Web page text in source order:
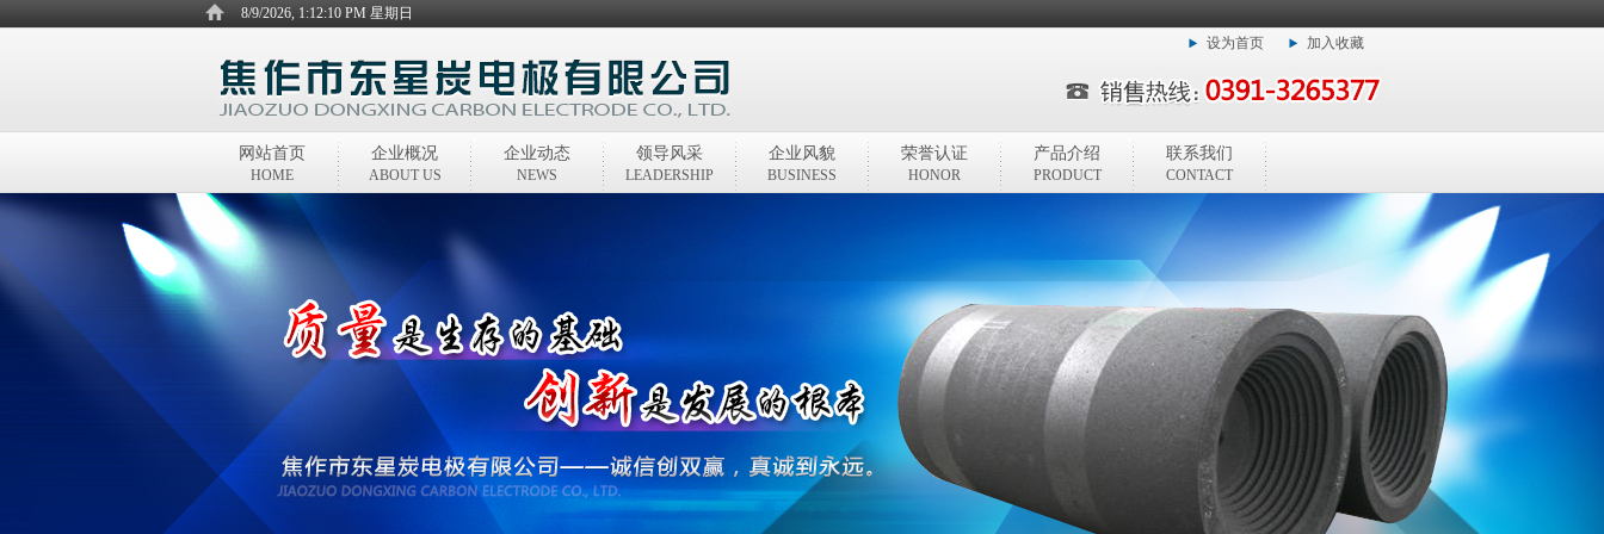
8/9/2026, 1:12:10 PM 星期日
设为首页
加入收藏
网站首页
HOME
企业概况
ABOUT US
企业动态
NEWS
领导风采
LEADERSHIP
企业风貌
BUSINESS
荣誉认证
HONOR
产品介绍
PRODUCT
联系我们
CONTACT